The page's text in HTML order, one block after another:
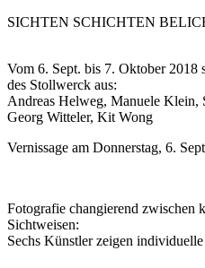
SICHTEN SCHICHTEN
Vom 6. Sept. bis 7. Oktober 2018
des Stollwerck aus:
Andreas Helweg, Manuele Klein,
Georg Witteler, Kit Wong
Vernissage am Donnerstag, 6.
Fotografie changierend zwischen
Sichtweisen:
Sechs Künstler zeigen